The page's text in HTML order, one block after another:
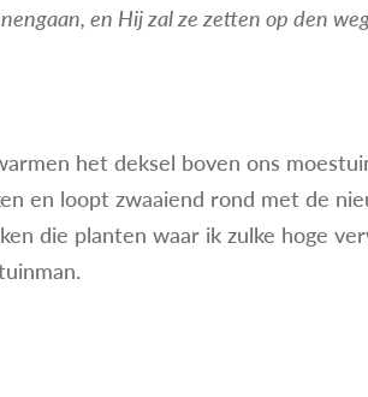
en Hij zal ze zetten op den
het deksel boven ons
en loopt zwaaiend rond met de
die planten waar ik zulke hoge